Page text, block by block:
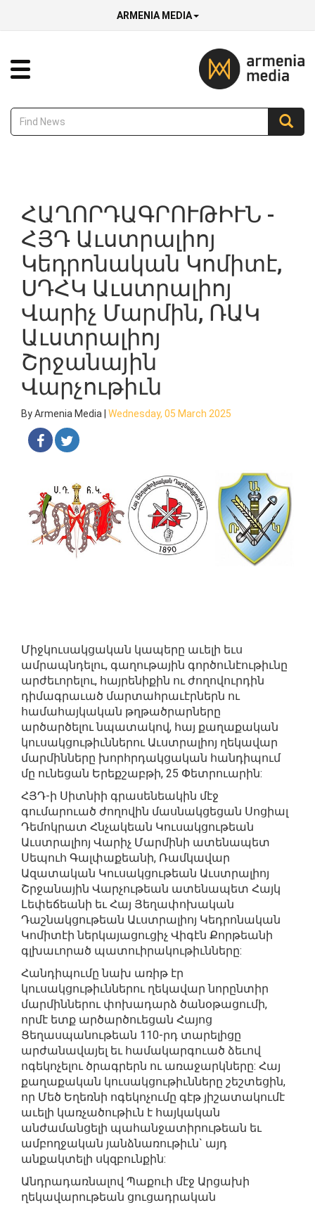
ARMENIA MEDIA
ՀԱՂՈՐԴԱԳՐՈՒԹԻՒՆ -
ՀՅԴ Աւստրալիոյ
Կեդրոնական Կոմիտէ,
ՍԴՀԿ Աւստրալիոյ
Վարիչ Մարմին, ՌԱԿ
Աւստրալիոյ
Շրջանային
Վարչութիւն
By Armenia Media | Wednesday, 05 March 2025
Միջկուսակցական կապերը աւելի եւս
ամրապնդելու, գաղութային գործունէութիւնը
արժեւորելու, հայրենիքին ու ժողովուրդին
դիմագրաւած մարտահրաւէրներն ու
համահայկական թղթածրարները
արծարծելու նպատակով, հայ քաղաքական
կուսակցութիւններու Աւստրալիոյ ղեկավար
մարմինները խորհրդակցական հանդիպում
մը ունեցան Երեքշաբթի, 25 Փետրուարին:
ՀՅԴ-ի Սիտնիի գրասենեակին մէջ
գումարուած ժողովին մասնակցեցան Սոցիալ
Դեմոկրատ Հնչակեան Կուսակցութեան
Աւստրալիոյ Վարիչ Մարմինի ատենապետ
Սեպուհ Գալփաքեանի, Ռամկավար
Ազատական Կուսակցութեան Աւստրալիոյ
Շրջանային Վարչութեան ատենապետ Հայկ
Լեփեճեանի եւ Հայ Յեղափոխական
Դաշնակցութեան Աւստրալիոյ Կեդրոնական
Կոմիտէի ներկայացուցիչ Վիգէն Քորթեանի
գլխաւորած պատուիրակութիւնները:
Հանդիպումը նախ առիթ էր
կուսակցութիւններու ղեկավար նորընտիր
մարմիններու փոխադարձ ծանօթացումի,
որմէ ետք արծարծուեցան Հայոց
Ցեղասպանութեան 110-րդ տարելիցը
արժանավայել եւ համակարգուած ձեւով
ոգեկոչելու ծրագրերն ու առաջարկները: Հայ
քաղաքական կուսակցութիւնները շեշտեցին,
որ Մեծ Եղեռնի ոգեկոչումը գէթ յիշատակումէ
աւելի կառչածութիւն է հայկական
անժամանցելի պահանջատիրութեան եւ
ամբողջական յանձնառութիւն` այդ
անքակտելի սկզբունքին:
Անդրադառնալով Պաքուի մէջ Արցախի
ղեկավարութեան ցուցադրական